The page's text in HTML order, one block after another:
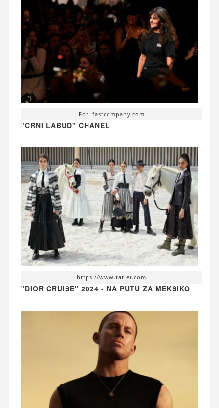
Fot. fastcompany.com
"CRNI LABUD" CHANEL
https://www.tatler.com
"DIOR CRUISE" 2024 - NA PUTU ZA MEKSIKO